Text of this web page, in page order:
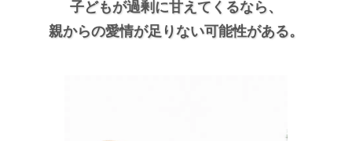
子どもが過剰に甘えてくるなら、
親からの愛情が足りない可能性がある。